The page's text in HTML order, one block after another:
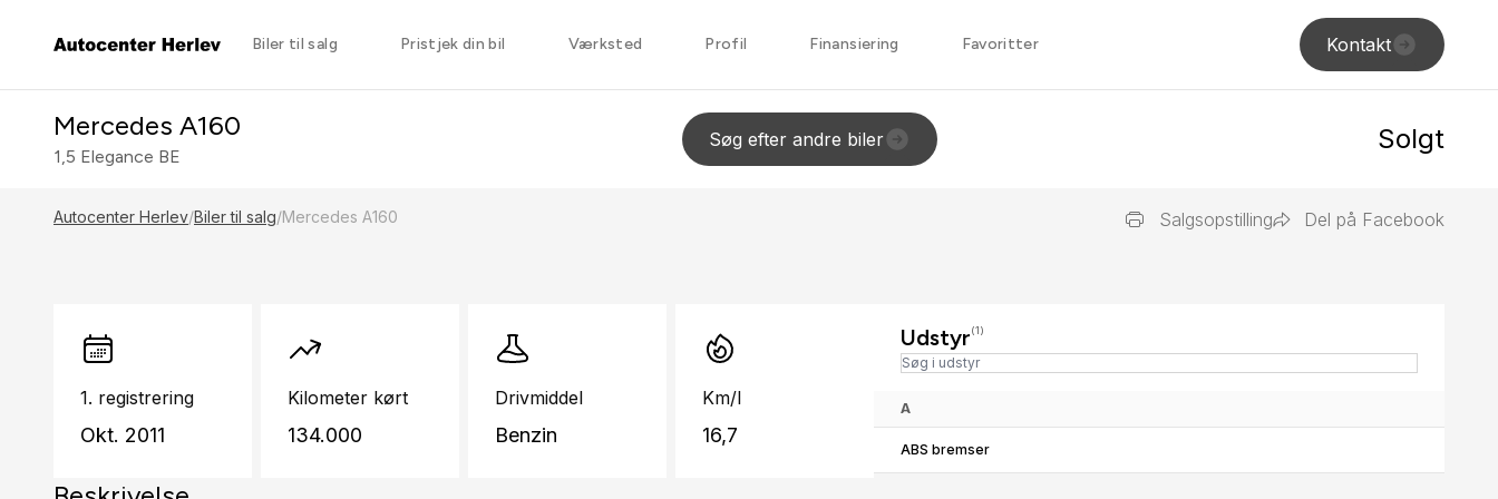
Biler til salg Pristjek din bil Værksted Profil Finansiering Favoritter Kontakt
Mercedes A160
1,5 Elegance BE
Søg efter andre biler Solgt
Autocenter Herlev/Biler til salg/Mercedes A160 Salgsopstilling Del på Facebook
1. registrering
Okt. 2011
Kilometer kørt
134.000
Drivmiddel
Benzin
Km/l
16,7
Udstyr(1)
A
ABS bremser